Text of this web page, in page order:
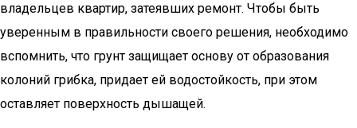
владельцев квартир, затеявших ремонт. Чтобы быть
уверенным в правильности своего решения, необходимо
вспомнить, что грунт защищает основу от образования
колоний грибка, придает ей водостойкость, при этом
оставляет поверхность дышащей.